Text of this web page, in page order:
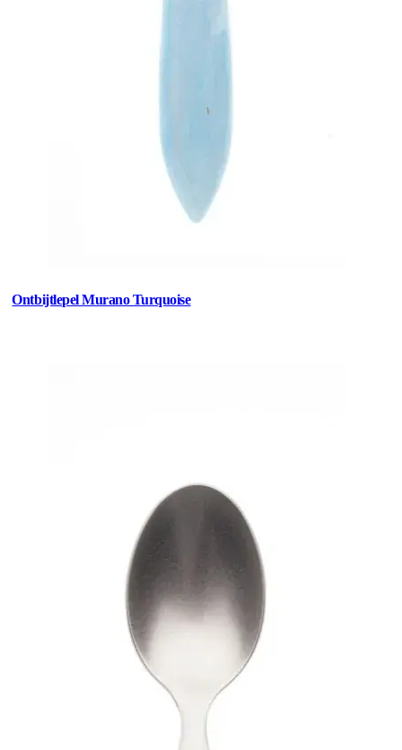
Ontbijtlepel Murano Turquoise